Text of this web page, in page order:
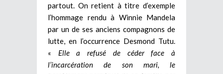
partout. On retient à titre d’exemple
l’hommage rendu à Winnie Mandela
par un de ses anciens compagnons de
lutte, en l’occurrence Desmond Tutu.
« Elle a refusé de céder face à
l’incarcération de son mari, le